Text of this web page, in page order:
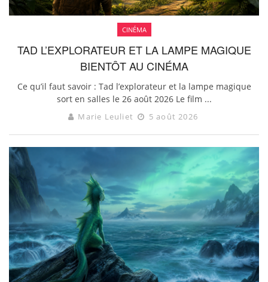
CINÉMA
TAD L’EXPLORATEUR ET LA LAMPE MAGIQUE
BIENTÔT AU CINÉMA
Ce qu’il faut savoir : Tad l’explorateur et la lampe magique
sort en salles le 26 août 2026 Le film ...
Marie Leuliet 5 août 2026